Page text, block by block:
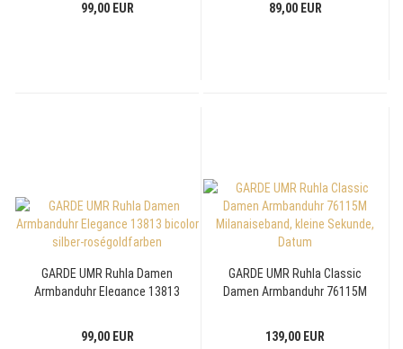
99,00 EUR
89,00 EUR
GARDE UMR Ruhla Damen
Armbanduhr Elegance 13813
99,00 EUR
GARDE UMR Ruhla Classic
Damen Armbanduhr 76115M
139,00 EUR